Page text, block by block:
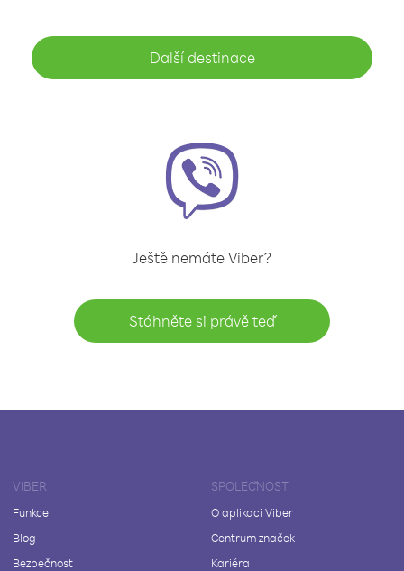
Další destinace
Ještě nemáte Viber?
Stáhněte si právě teď
VIBER
Funkce
Blog
Bezpečnost
SPOLEČNOST
O aplikaci Viber
Centrum značek
Kariéra